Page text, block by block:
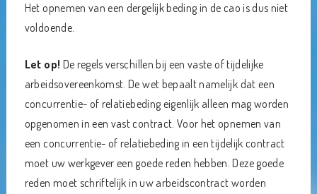
Het opnemen van een dergelijk beding in de cao is dus niet
voldoende.
Let op! De regels verschillen bij een vaste of tijdelijke
arbeidsovereenkomst. De wet bepaalt namelijk dat een
concurrentie- of relatiebeding eigenlijk alleen mag worden
opgenomen in een vast contract. Voor het opnemen van
een concurrentie- of relatiebeding in een tijdelijk contract
moet uw werkgever een goede reden hebben. Deze goede
reden moet schriftelijk in uw arbeidscontract worden